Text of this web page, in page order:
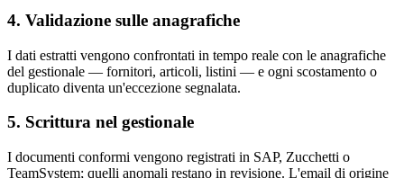
4. Validazione sulle anagrafiche
I dati estratti vengono confrontati in tempo reale con le anagrafiche
del gestionale — fornitori, articoli, listini — e ogni scostamento o
duplicato diventa un'eccezione segnalata.
5. Scrittura nel gestionale
I documenti conformi vengono registrati in SAP, Zucchetti o
TeamSystem; quelli anomali restano in revisione. L'email di origine